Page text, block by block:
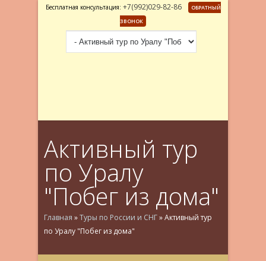
Бесплатная консультация: +7(992)029-82-86
ОБРАТНЫЙ
ЗВОНОК
Активный тур
по Уралу
"Побег из дома"
Главная »Туры по России и СНГ»Активный тур
по Уралу "Побег из дома"